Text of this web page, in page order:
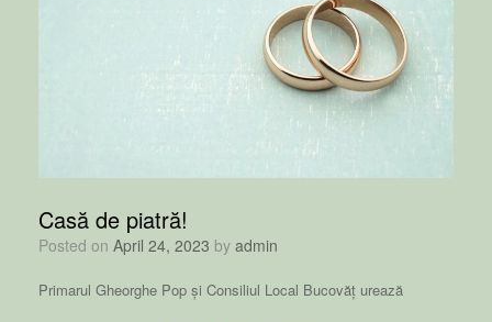
Casă de piatră!
Posted on April 24, 2023 by admin
Primarul Gheorghe Pop și Consiliul Local Bucovăț urează